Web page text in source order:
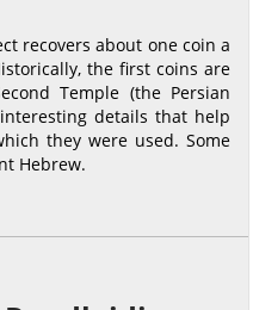
recovers about one coin a
the first coins are
Temple (the Persian
details that help
they were used. Some
Hebrew.